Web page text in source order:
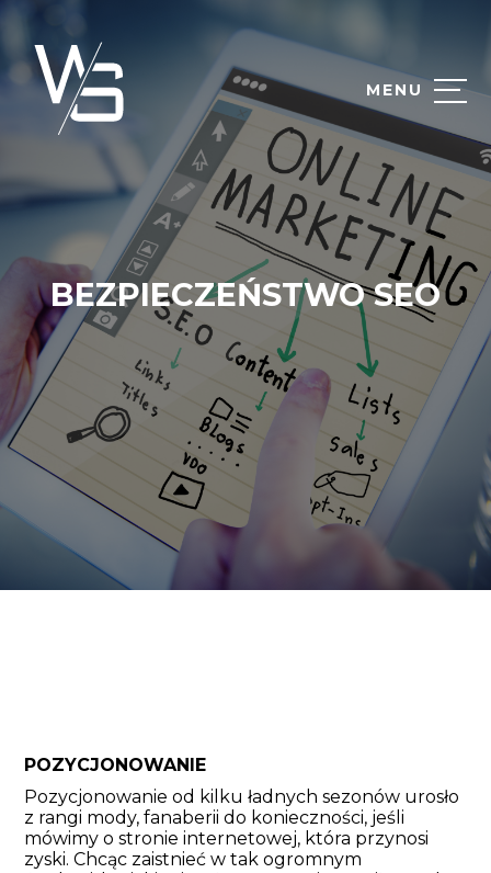
MENU
BEZPIECZEŃSTWO SEO
POZYCJONOWANIE
Pozycjonowanie od kilku ładnych sezonów urosło
z rangi mody, fanaberii do konieczności, jeśli
mówimy o stronie internetowej, która przynosi
zyski. Chcąc zaistnieć w tak ogromnym